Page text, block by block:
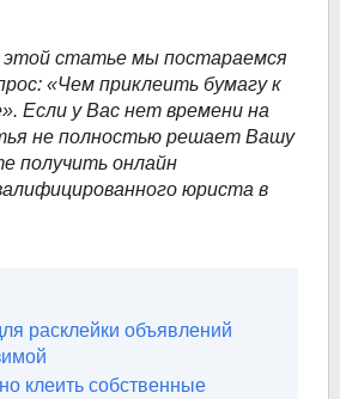
этой статье мы постараемся
«Чем приклеить бумагу к
Если у Вас нет времени на
не полностью решает Вашу
получить онлайн
юриста в
расклейки объявлений
клеить собственные